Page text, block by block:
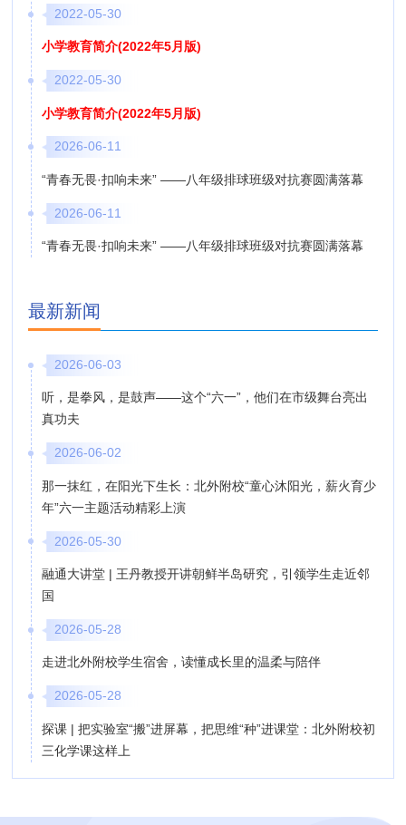
2022-05-30
小学教育简介(2022年5月版)
2022-05-30
小学教育简介(2022年5月版)
2026-06-11
“青春无畏·扣响未来” ——八年级排球班级对抗赛圆满落幕
2026-06-11
“青春无畏·扣响未来” ——八年级排球班级对抗赛圆满落幕
最新新闻
2026-06-03
听，是拳风，是鼓声——这个“六一”，他们在市级舞台亮出
真功夫
2026-06-02
那一抹红，在阳光下生长：北外附校“童心沐阳光，薪火育少
年”六一主题活动精彩上演
2026-05-30
融通大讲堂 | 王丹教授开讲朝鲜半岛研究，引领学生走近邻
国
2026-05-28
走进北外附校学生宿舍，读懂成长里的温柔与陪伴
2026-05-28
探课 | 把实验室“搬”进屏幕，把思维“种”进课堂：北外附校初
三化学课这样上